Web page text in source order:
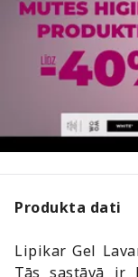
Produkta dati
Lipikar Gel
Tās sastāvā ir